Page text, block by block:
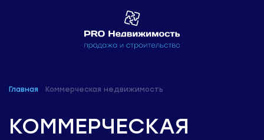
Главная Коммерческая недвижимость
КОММЕРЧЕСКАЯ